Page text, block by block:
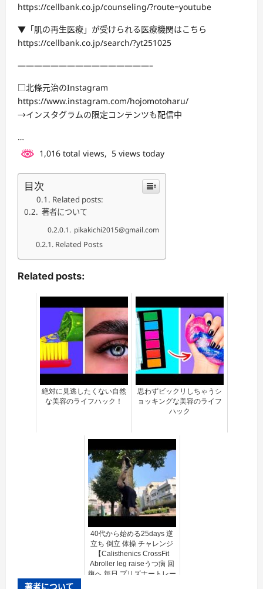
https://cellbank.co.jp/counseling/?route=youtube
▼「肌の再生医療」が受けられる医療機関はこちら
https://cellbank.co.jp/search/?yt251025
————————————————–
□北條元治のInstagram
https://www.instagram.com/hojomotoharu/
→インスタグラムの限定コンテンツも配信中
…
1,016 total views, 5 views today
目次
Related posts:
著者について
pikakichi2015@gmail.com
Related Posts
Related posts:
絶対に見逃したくない自然
な美容のライフハック！
思わずビックリしちゃうシ
ョッキングな美容のライフ
ハック
40代から始める25days 逆
立ち 倒立 体操 チャレンジ
【Calisthenics CrossFit
Abroller leg raiseうつ病 回
復へ 毎日 プリズナートレー
著者について